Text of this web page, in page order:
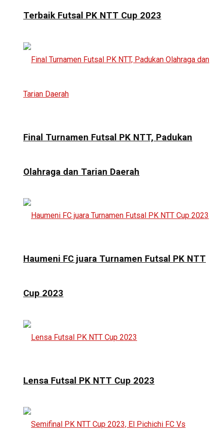
Terbaik Futsal PK NTT Cup 2023
Final Turnamen Futsal PK NTT, Padukan
Olahraga dan Tarian Daerah
Haumeni FC juara Turnamen Futsal PK NTT
Cup 2023
Lensa Futsal PK NTT Cup 2023